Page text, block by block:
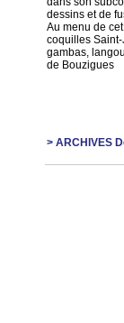
dessins et de
Au menu de
coquilles
gambas,
de Bouzigues
> ARCHIVES